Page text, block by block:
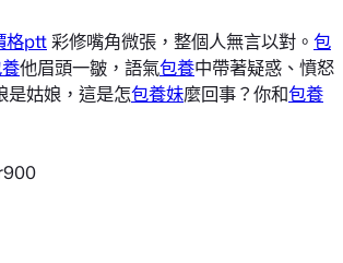
格ptt彩修嘴角微張，整個人無言以對。 包
他眉頭一皺，語氣包養中帶著疑惑、憤怒
是姑娘，這是怎包養妹麼回事？你和包養